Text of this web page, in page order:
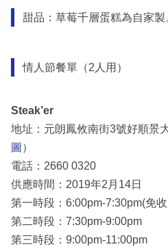
甜品：草莓千層蛋糕為自家製
情人節餐單（2人用）
Steak’er
地址：元朗鳳攸南街3號好順景
圖 ）
電話：2660 0320
供應時間：2019年2月14日
第一時段：6:00pm-7:30pm(免收
第二時段：7:30pm-9:00pm
第三時段：9:00pm-11:00pm